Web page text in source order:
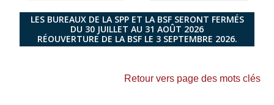
LES BUREAUX DE LA SPP ET LA BSF SERONT FERMÉS
DU 30 JUILLET AU 31 AOÛT 2026
RÉOUVERTURE DE LA BSF LE 3 SEPTEMBRE 2026.
Retour vers page des mots clés